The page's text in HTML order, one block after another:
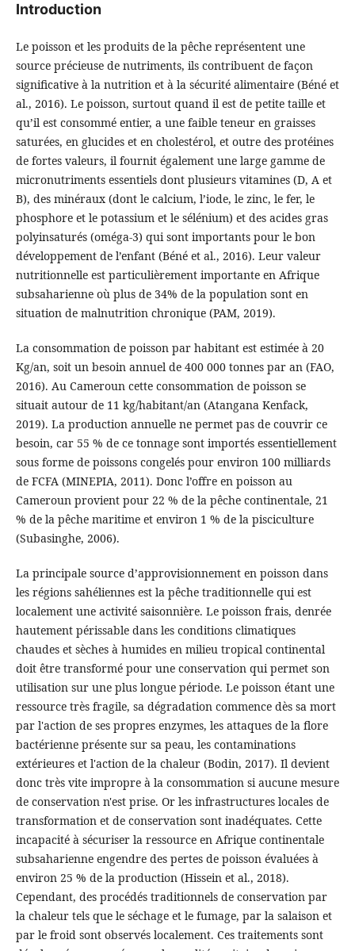
Introduction
Le poisson et les produits de la pêche représentent une
source précieuse de nutriments, ils contribuent de façon
significative à la nutrition et à la sécurité alimentaire (Béné et
al., 2016). Le poisson, surtout quand il est de petite taille et
qu’il est consommé entier, a une faible teneur en graisses
saturées, en glucides et en cholestérol, et outre des protéines
de fortes valeurs, il fournit également une large gamme de
micronutriments essentiels dont plusieurs vitamines (D, A et
B), des minéraux (dont le calcium, l’iode, le zinc, le fer, le
phosphore et le potassium et le sélénium) et des acides gras
polyinsaturés (oméga-3) qui sont importants pour le bon
développement de l’enfant (Béné et al., 2016). Leur valeur
nutritionnelle est particulièrement importante en Afrique
subsaharienne où plus de 34% de la population sont en
situation de malnutrition chronique (PAM, 2019).
La consommation de poisson par habitant est estimée à 20
Kg/an, soit un besoin annuel de 400 000 tonnes par an (FAO,
2016). Au Cameroun cette consommation de poisson se
situait autour de 11 kg/habitant/an (Atangana Kenfack,
2019). La production annuelle ne permet pas de couvrir ce
besoin, car 55 % de ce tonnage sont importés essentiellement
sous forme de poissons congelés pour environ 100 milliards
de FCFA (MINEPIA, 2011). Donc l’offre en poisson au
Cameroun provient pour 22 % de la pêche continentale, 21
% de la pêche maritime et environ 1 % de la pisciculture
(Subasinghe, 2006).
La principale source d’approvisionnement en poisson dans
les régions sahéliennes est la pêche traditionnelle qui est
localement une activité saisonnière. Le poisson frais, denrée
hautement périssable dans les conditions climatiques
chaudes et sèches à humides en milieu tropical continental
doit être transformé pour une conservation qui permet son
utilisation sur une plus longue période. Le poisson étant une
ressource très fragile, sa dégradation commence dès sa mort
par l'action de ses propres enzymes, les attaques de la flore
bactérienne présente sur sa peau, les contaminations
extérieures et l'action de la chaleur (Bodin, 2017). Il devient
donc très vite impropre à la consommation si aucune mesure
de conservation n'est prise. Or les infrastructures locales de
transformation et de conservation sont inadéquates. Cette
incapacité à sécuriser la ressource en Afrique continentale
subsaharienne engendre des pertes de poisson évaluées à
environ 25 % de la production (Hissein et al., 2018).
Cependant, des procédés traditionnels de conservation par
la chaleur tels que le séchage et le fumage, par la salaison et
par le froid sont observés localement. Ces traitements sont